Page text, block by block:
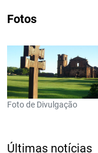
Fotos
Foto de Divulgação
Últimas notícias